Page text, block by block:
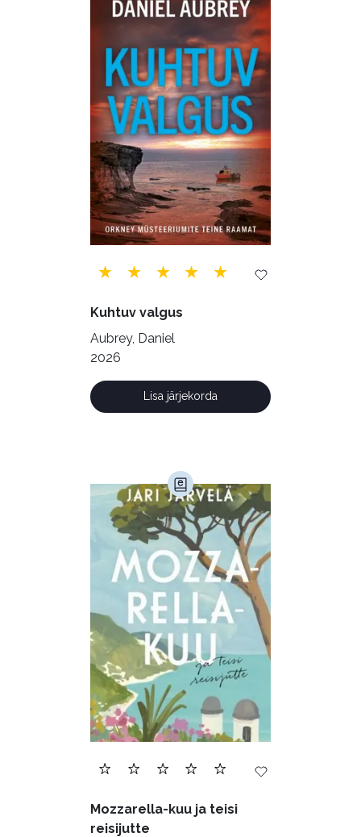
Majandus (34)
Perioodika (15)
Psühholoogia (184)
Rahandus (47)
Religioon (107)
Siseturvalisus (34)
Sport (52)
Tehnika (6)
Telekommunikatsioon (9)
Tervis (147)
Transport (8)
Ulme ja fantaasia (244)
Vabakasutus (423)
Õigus (22)
Kuhtuv valgus
Aubrey, Daniel
2026
Lisa järjekorda
Mozzarella-kuu ja teisi
reisijutte